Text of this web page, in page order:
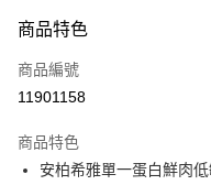
信用卡一次付款
信用卡分期付款
合作金庫商業銀行
華南商業銀行
超商取貨付款
商品特色
商品編號
11901158
商品特色
安柏希雅單一蛋白鮮肉